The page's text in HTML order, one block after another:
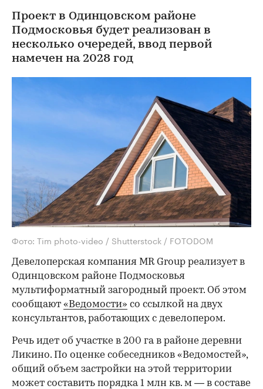
Проект в Одинцовском районе
Подмосковья будет реализован в
несколько очередей, ввод первой
намечен на 2028 год
Фото: Tim photo-video / Shutterstock / FOTODOM
Девелоперская компания MR Group реализует в
Одинцовском районе Подмосковья
мультиформатный загородный проект. Об этом
сообщают «Ведомости» со ссылкой на двух
консультантов, работающих с девелопером.
Речь идет об участке в 200 га в районе деревни
Ликино. По оценке собеседников «Ведомостей»,
общий объем застройки на этой территории
может составить порядка 1 млн кв. м — в составе